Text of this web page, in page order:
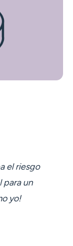
el riesgo
para un
yo!